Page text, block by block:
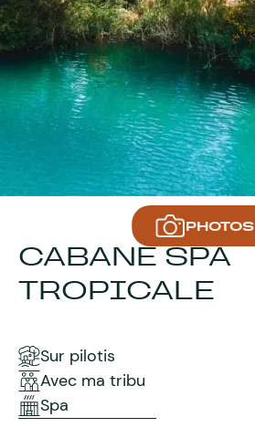
PHOTOS
CABANE SPA
TROPICALE
Sur pilotis
Avec ma tribu
Spa